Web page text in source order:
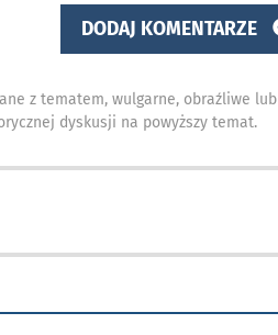
DODAJ KOMENTARZE
z tematem, wulgarne, obraźliwe lub
dyskusji na powyższy temat.